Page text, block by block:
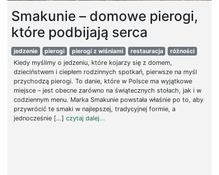
Smakunie – domowe pierogi,
które podbijają serca
jedzenie pierogi pierogi z wiśniami restauracja
różności
Kiedy myślimy o jedzeniu, które kojarzy się z domem,
dzieciństwem i ciepłem rodzinnych spotkań, pierwsze na myśl
przychodzą pierogi. To danie, które w Polsce ma wyjątkowe
miejsce – jest obecne zarówno na świątecznych stołach, jak i w
codziennym menu. Marka Smakunie powstała właśnie po to, aby
przywrócić te smaki w najlepszej, tradycyjnej formie, a
jednocześnie […] czytaj dalej...